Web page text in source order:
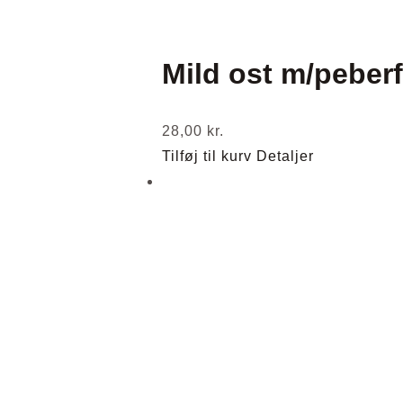
Mild ost m/
28,00 kr.
Tilføj til kurv Detaljer